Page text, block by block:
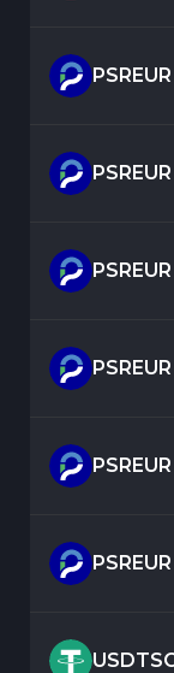
PSREUR
PSREUR
PSREUR
PSREUR
PSREUR
PSREUR